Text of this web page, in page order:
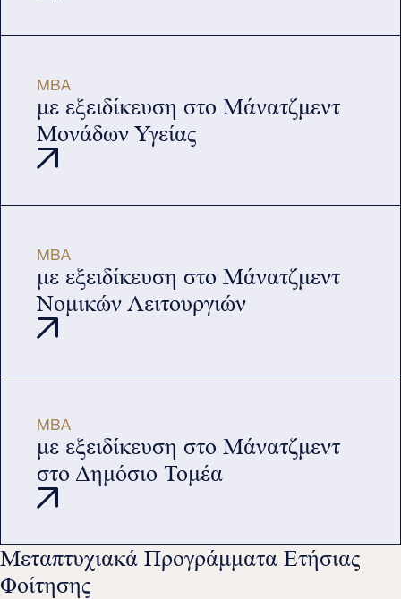
MBA
με εξειδίκευση στο Μάνατζμεντ
Μονάδων Υγείας
MBA
με εξειδίκευση στο Μάνατζμεντ
Νομικών Λειτουργιών
MBA
με εξειδίκευση στο Μάνατζμεντ
στο Δημόσιο Τομέα
Μεταπτυχιακά Προγράμματα Ετήσιας
Φοίτησης